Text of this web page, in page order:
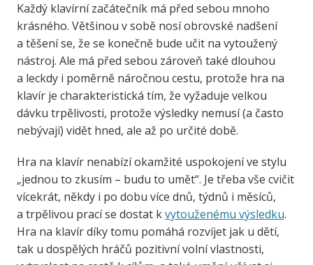
Každý klavírní začátečník má před sebou mnoho
krásného. Většinou v sobě nosí obrovské nadšení
a těšení se, že se konečně bude učit na vytoužený
nástroj. Ale má před sebou zároveň také dlouhou
a leckdy i poměrně náročnou cestu, protože hra na
klavír je charakteristická tím, že vyžaduje velkou
dávku trpělivosti, protože výsledky nemusí (a často
nebývají) vidět hned, ale až po určité době.
Hra na klavír nenabízí okamžité uspokojení ve stylu
„jednou to zkusím – budu to umět“. Je třeba vše cvičit
vícekrát, někdy i po dobu více dnů, týdnů i měsíců,
a trpělivou prací se dostat kvytouženému výsledku.
Hra na klavír díky tomu pomáhá rozvíjet jak u dětí,
tak u dospělých hráčů pozitivní volní vlastnosti,